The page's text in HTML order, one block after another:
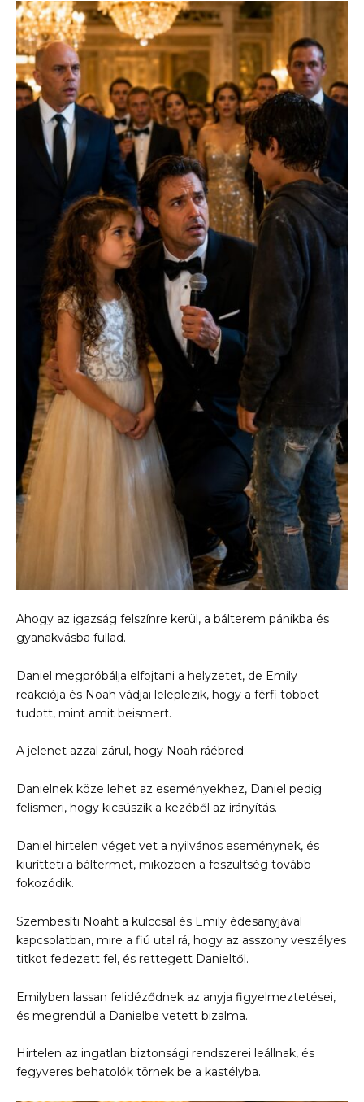
Ahogy az igazság felszínre kerül, a bálterem pánikba és
gyanakvásba fullad.
Daniel megpróbálja elfojtani a helyzetet, de Emily
reakciója és Noah vádjai leleplezik, hogy a férfi többet
tudott, mint amit beismert.
A jelenet azzal zárul, hogy Noah ráébred:
Danielnek köze lehet az eseményekhez, Daniel pedig
felismeri, hogy kicsúszik a kezéből az irányítás.
Daniel hirtelen véget vet a nyilvános eseménynek, és
kiürítteti a báltermet, miközben a feszültség tovább
fokozódik.
Szembesíti Noaht a kulccsal és Emily édesanyjával
kapcsolatban, mire a fiú utal rá, hogy az asszony veszélyes
titkot fedezett fel, és rettegett Danieltől.
Emilyben lassan felidéződnek az anyja figyelmeztetései,
és megrendül a Danielbe vetett bizalma.
Hirtelen az ingatlan biztonsági rendszerei leállnak, és
fegyveres behatolók törnek be a kastélyba.